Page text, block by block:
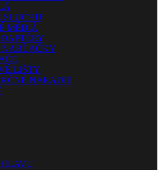
SLUCHU
MÉDIÁ
NABÍJAČKY
LIŠTY
NÁRADIE